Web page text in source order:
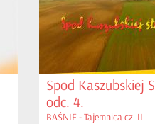
Spod Kaszubskiej
odc. 4.
BAŚNIE - Tajemnica cz. II